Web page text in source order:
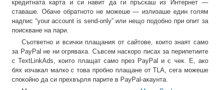
кредитната карта и си навит да ги пръскаш из Интернет —
ставаше. Обаче обратното не можеше — излизаше един голям
надпис “your account is send-only” или нещо подобно при опит за
поискване на пари.
Съответно и всички плащания от сайтове, които знаят само
за PayPal не ни огряваха. Съвсем наскоро писах за перипетиите
с TextLinkAds, които плащат само през PayPal и с чек. Е, ако
бях изчакал малко с това пробно плащане от TLA, сега можеше
спокойно да си прехвърля парите в PayPal-акаунта.